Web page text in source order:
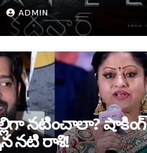
ADMIN
నటించాలా? షాకింగ్
నటి రాశి!